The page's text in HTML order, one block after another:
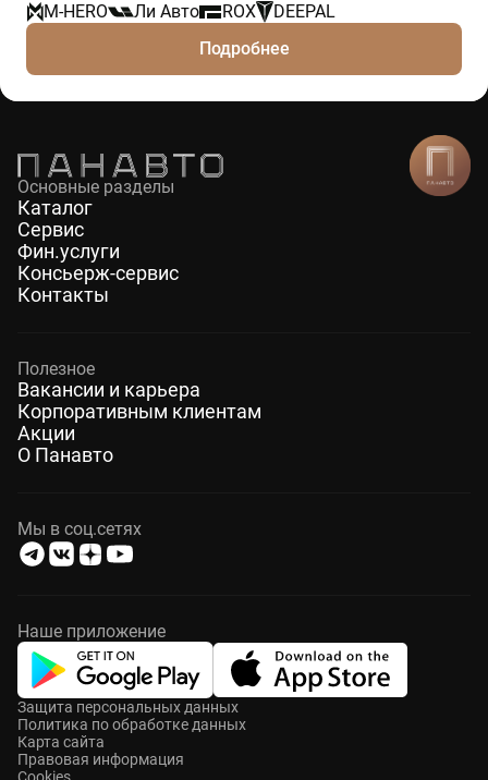
M-HERO
Ли Авто ROX
DEEPAL
Подробнее
Основные разделы
Каталог
Сервис
Фин.услуги
Консьерж-сервис
Контакты
Полезное
Вакансии и карьера
Корпоративным клиентам
Акции
О Панавто
Мы в соц.сетях
Наше приложение
Защита персональных данных
Политика по обработке данных
Карта сайта
Правовая информация